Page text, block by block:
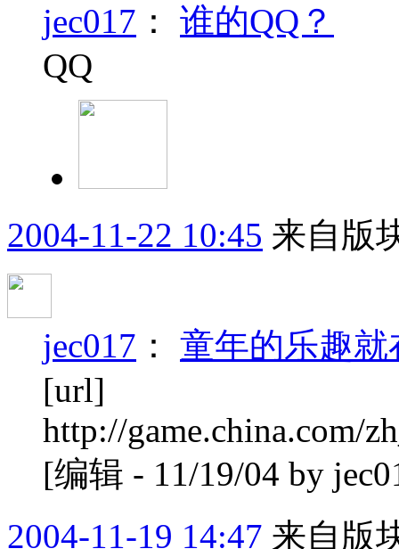
jec017 ： 谁的QQ？
QQ
2004-11-22 10:45 来自版
jec017 ： 童年的乐趣就
[url]
http://game.china.com/
[编辑 - 11/19/04 by
2004-11-19 14:47 来自版